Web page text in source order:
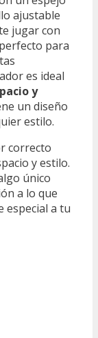
ajustable
jugar con
para
es ideal
y
un diseño
estilo.
correcto
y estilo.
único
a lo que
especial a tu